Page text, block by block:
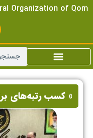
Organization of Qom
» کسب رتبه‌های